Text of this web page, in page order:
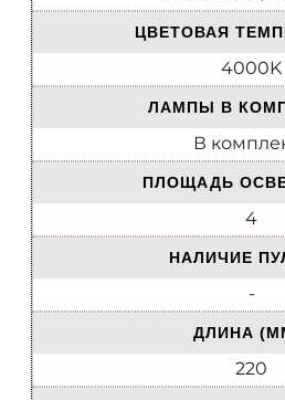
ЦВЕТОВАЯ
4000K
ЛАМПЫ В
В
ПЛОЩАДЬ
4
НАЛИЧИЕ
-
ДЛИНА
220